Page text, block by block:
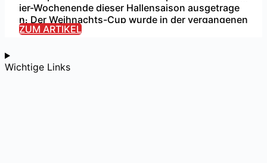
ier-Wochenende dieser Hallensaison ausgetrage
n. Der Weihnachts-Cup wurde in der vergangenen
Hallensaison erstmals ausgetragen und beinhalte
nsatz statt Ergebnis Das Turnier-Wochenende sta
...
ZUM ARTIKEL
Wichtige Links